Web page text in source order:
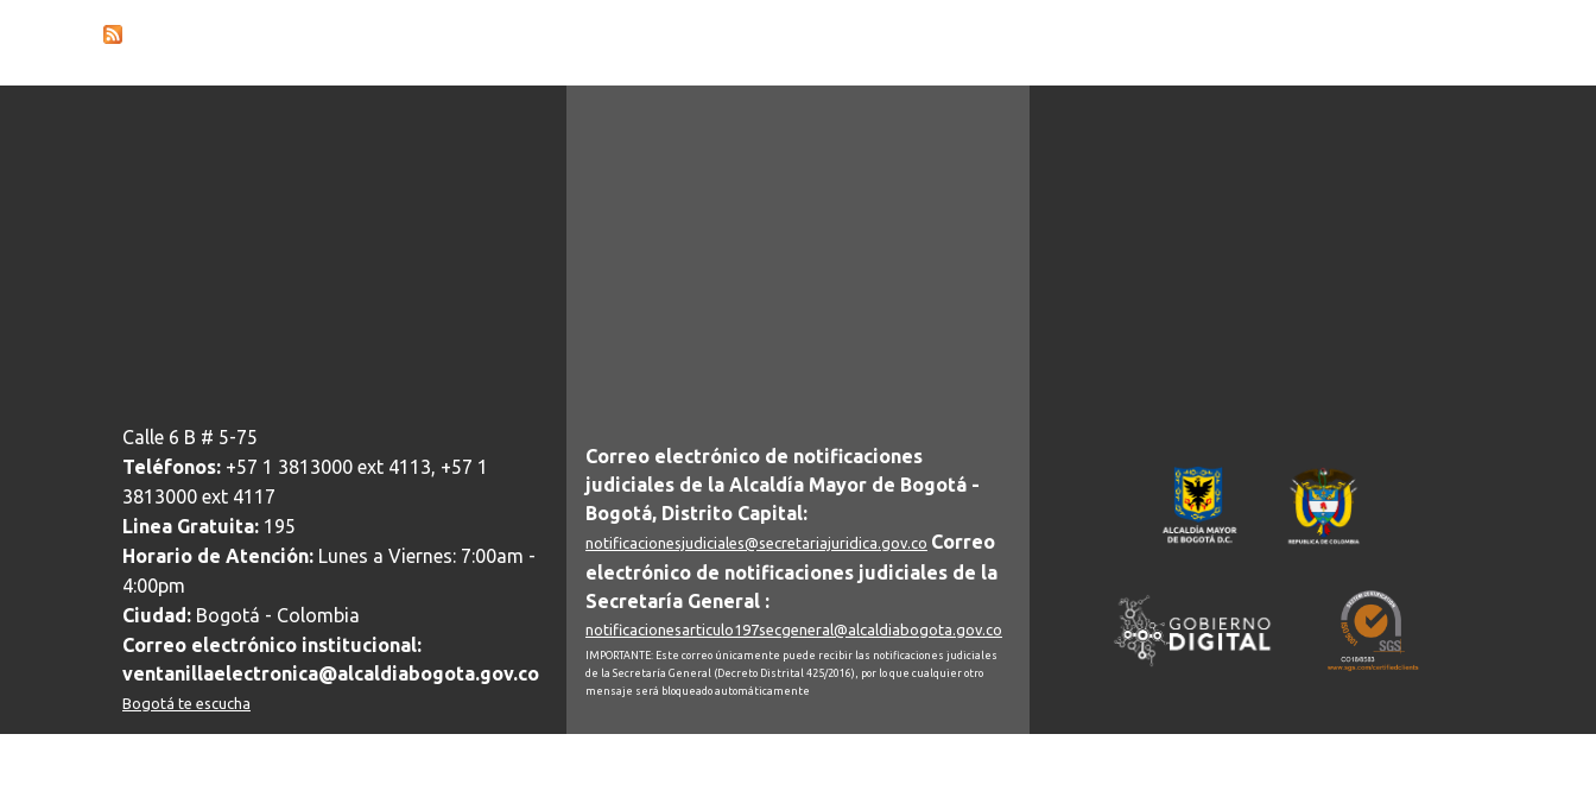
Calle 6 B # 5-75
Teléfonos: +57 1 3813000 ext 4113, +57 1
3813000 ext 4117
Linea Gratuita: 195
Horario de Atención: Lunes a Viernes: 7:00am -
4:00pm
Ciudad: Bogotá - Colombia
Correo electrónico institucional:
ventanillaelectronica@alcaldiabogota.gov.co
Bogotá te escucha
Correo electrónico de notificaciones
judiciales de la Alcaldía Mayor de Bogotá -
Bogotá, Distrito Capital:
notificacionesjudiciales@secretariajuridica.gov.co Correo
electrónico de notificaciones judiciales de la
Secretaría General :
notificacionesarticulo197secgeneral@alcaldiabogota.gov.co
IMPORTANTE: Este correo únicamente puede recibir las notificaciones judiciales
de la Secretaría General (Decreto Distrital 425/2016), por lo que cualquier otro
mensaje será bloqueado automáticamente